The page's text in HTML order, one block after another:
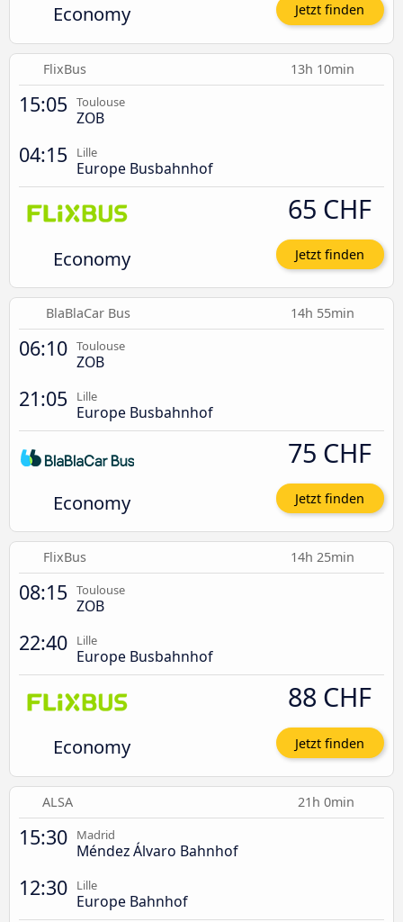
Economy Jetzt finden
FlixBus 13h 10min
15:05 Toulouse
ZOB
04:15 Lille
Europe Busbahnhof
Economy
65 CHF
Jetzt finden
BlaBlaCar Bus 14h 55min
06:10 Toulouse
ZOB
21:05 Lille
Europe Busbahnhof
Economy
75 CHF
Jetzt finden
FlixBus 14h 25min
08:15 Toulouse
ZOB
22:40 Lille
Europe Busbahnhof
Economy
88 CHF
Jetzt finden
ALSA 21h 0min
15:30 Madrid
Méndez Álvaro Bahnhof
12:30 Lille
Europe Bahnhof